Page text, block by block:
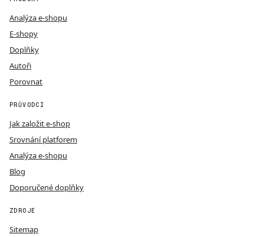
Analýza e-shopu
E-shopy
Doplňky
Autoři
Porovnat
PRŮVODCI
Jak založit e-shop
Srovnání platforem
Analýza e-shopu
Blog
Doporučené doplňky
ZDROJE
Sitemap